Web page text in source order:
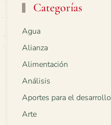
Categorías
Agua
Alianza
Alimentación
Análisis
Aportes para el desarrollo
Arte